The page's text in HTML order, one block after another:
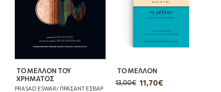
ΤΟ ΜΕΛΛΟΝ ΤΟΥ
ΧΡΗΜΑΤΟΣ
PRASAD ESWAR/ ΠΡΑΣΑΝΤ ΕΣΒΑΡ
ΤΟ ΜΕΛΛΟΝ
11,70€
13,00€